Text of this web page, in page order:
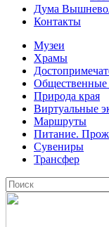
Дума
Контакты
Музеи
Храмы
Общественные
Природа края
Виртуальные
Маршруты
Питание.
Сувениры
Трансфер